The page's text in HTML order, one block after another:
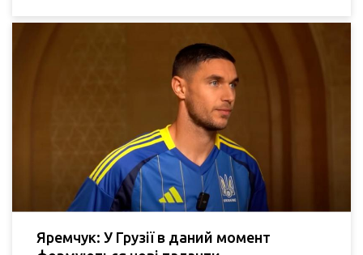
Яремчук: У Грузії в даний момент